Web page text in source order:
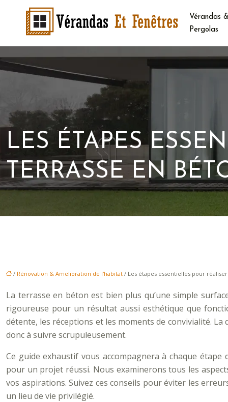
Vérandas &
Pergolas
LES ÉTAPES
TERRASSE EN
/ Rénovation & Amelioration de l'habitat / Les étapes essentielles pour
La terrasse en béton est bien plus qu’une simple
rigoureuse pour un résultat aussi esthétique que
détente, les réceptions et les moments de convivialité.
donc à suivre scrupuleusement.
Ce guide exhaustif vous accompagnera à chaque
pour un projet réussi. Nous examinerons tous les
vos aspirations. Suivez ces conseils pour éviter les
un lieu de vie privilégié.